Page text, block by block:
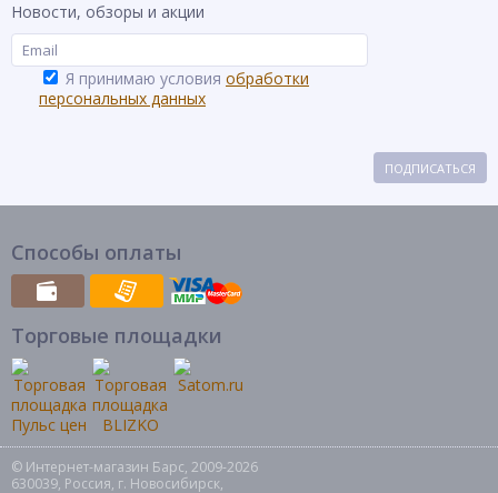
Новости, обзоры и акции
Я принимаю условия обработки
персональных данных
ПОДПИСАТЬСЯ
Способы оплаты
Торговые площадки
© Интернет-магазин Барс, 2009-2026
630039, Россия, г. Новосибирск,